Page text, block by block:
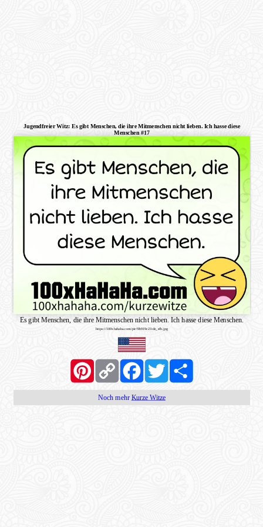
Jugendfreier Witz: Es gibt Menschen, die ihre Mitmenschen nicht lieben. Ich hasse diese
Menschen #17
Es gibt Menschen, die ihre Mitmenschen nicht lieben. Ich hasse diese Menschen.
https://100xhahaha.com/pic!9b919c23-de_sfb.jpg
PinterestCopy
Link
FacebookTwitter Share
Noch mehr Kurze Witze